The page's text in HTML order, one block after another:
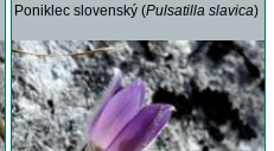
Poniklec slovenský (Pulsatilla slavica)